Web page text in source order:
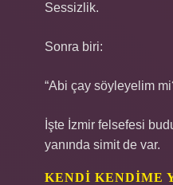
Sessizlik.
Sonra biri:
“Abi çay söyleyelim
İşte İzmir felsefesi
yanında simit de var.
KENDI KENDIME